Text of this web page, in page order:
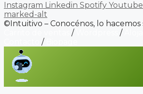
Instagram Linkedin Spotify Youtube
marked-alt
©Intuitivo – Conocénos, lo hacemos
/ /
/